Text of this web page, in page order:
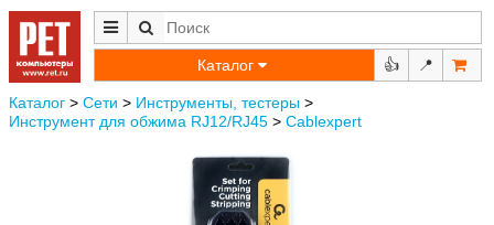
Каталог 👍 📍
Каталог > Сети > Инструменты, тестеры >
Инструмент для обжима RJ12/RJ45 > Cablexpert